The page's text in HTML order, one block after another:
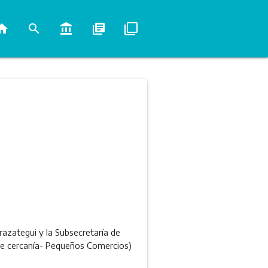
search account_balance library_books filter_none
y la Subsecretaría de
cercanía- Pequeños Comercios)